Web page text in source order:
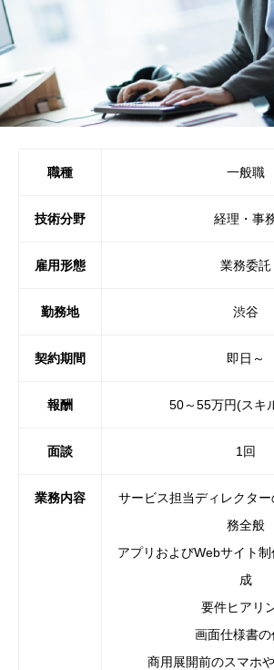
職種 一般職
技術分野 経理・事
雇用形態 業務委託
勤務地 渋谷
契約期間 即日～
報酬 50～55万円(スキ
面談 1回
業務内容
サービス担当ディレクタ
務全般
アプリおよびWebサイト
成
要件ヒアリ
画面仕様書の
商用展開前のスマホ